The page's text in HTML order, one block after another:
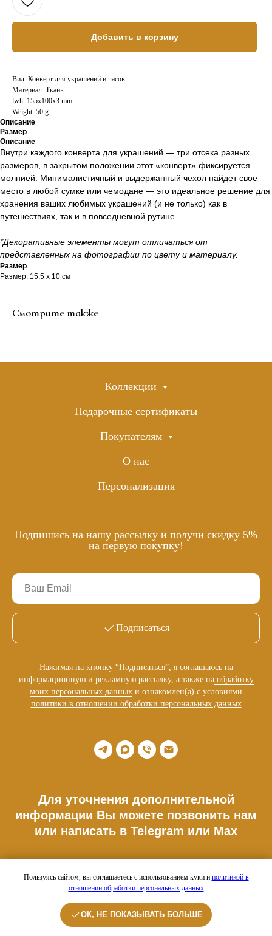
Добавить в корзину
Вид: Конверт для украшений и часов
Материал: Ткань
lwh: 155x100x3 mm
Weight: 50 g
Описание
Размер
Описание
Внутри каждого конверта для украшений — три отсека разных
размеров, в закрытом положении этот «конверт» фиксируется
молнией. Минималистичный и выдержанный чехол найдет свое
место в любой сумке или чемодане — это идеальное решение для
хранения ваших любимых украшений (и не только) как в
путешествиях, так и в повседневной рутине.
*Декоративные элементы могут отличаться от
представленных на фотографии по цвету и материалу.
Размер
Размер: 15,5 х 10 см
Смотрите также
Пользуясь сайтом, вы соглашаетесь с использованием куки и политикой в
отношении обработки персональных данных
ОК, НЕ ПОКАЗЫВАТЬ БОЛЬШЕ
Коллекции
Подарочные сертификаты
Покупателям
О нас
Персонализация
Подпишись на нашу рассылку и получи скидку 5%
на первую покупку!
Подписаться
Нажимая на кнопку “Подписаться”, я соглашаюсь на
информационную и рекламную рассылку, а также на обработку
моих персональных данных и ознакомлен(а) с условиями
политики в отношении обработки персональных данных
Для уточнения дополнительной
информации Вы можете позвонить нам
или написать в Telegram или Max
Телефон: +7 977 176 34 10